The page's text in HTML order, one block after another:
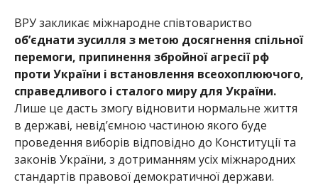
ВРУ закликає міжнародне співтовариство
об’єднати зусилля з метою досягнення спільної
перемоги, припинення збройної агресії рф
проти України і встановлення всеохоплюючого,
справедливого і сталого миру для України.
Лише це дасть змогу відновити нормальне життя
в державі, невід’ємною частиною якого буде
проведення виборів відповідно до Конституції та
законів України, з дотриманням усіх міжнародних
стандартів правової демократичної держави.